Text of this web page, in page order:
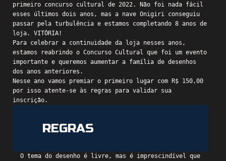
primeiro concurso cultural de 2022. Não foi nada fácil
esses últimos dois anos, mas a nave Onigiri conseguiu
passar pela turbulência e estamos completando 8 anos de
loja. VITÓRIA!
Para celebrar a continuidade da loja nesses anos,
estamos reabrindo o Concurso Cultural que foi um evento
importante e queremos aumentar a família de desenhos
dos anos anteriores.
Nesse ano vamos premiar o primeiro lugar com R$ 150,00
por isso atente-se às regras para validar sua
inscrição.
REGRAS
O tema do desenho é livre, mas é imprescindível que